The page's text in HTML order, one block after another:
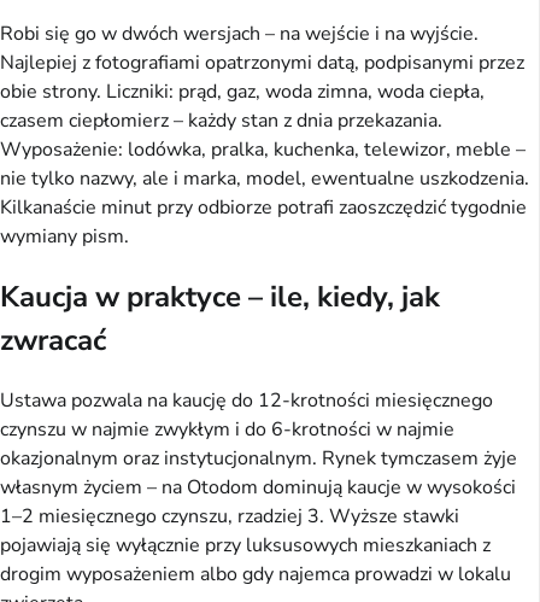
Robi się go w dwóch wersjach – na wejście i na wyjście.
Najlepiej z fotografiami opatrzonymi datą, podpisanymi przez
obie strony. Liczniki: prąd, gaz, woda zimna, woda ciepła,
czasem ciepłomierz – każdy stan z dnia przekazania.
Wyposażenie: lodówka, pralka, kuchenka, telewizor, meble –
nie tylko nazwy, ale i marka, model, ewentualne uszkodzenia.
Kilkanaście minut przy odbiorze potrafi zaoszczędzić tygodnie
wymiany pism.
Kaucja w praktyce – ile, kiedy, jak
zwracać
Ustawa pozwala na kaucję do 12-krotności miesięcznego
czynszu w najmie zwykłym i do 6-krotności w najmie
okazjonalnym oraz instytucjonalnym. Rynek tymczasem żyje
własnym życiem – na Otodom dominują kaucje w wysokości
1–2 miesięcznego czynszu, rzadziej 3. Wyższe stawki
pojawiają się wyłącznie przy luksusowych mieszkaniach z
drogim wyposażeniem albo gdy najemca prowadzi w lokalu